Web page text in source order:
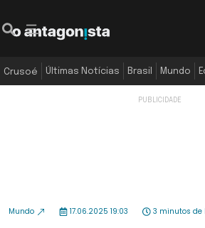
Crusoé Últimas Notícias Brasil Mundo
Mundo 17.06.2025 19:03 3 minutos de